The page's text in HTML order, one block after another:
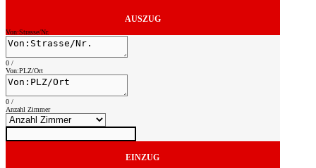
AUSZUG
Von:Strasse/Nr.
0 /
Von:PLZ/Ort
0 /
Anzahl Zimmer
EINZUG